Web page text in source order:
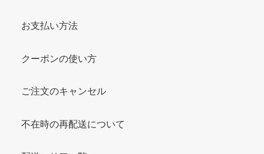
お支払い方法
クーポンの使い方
ご注文のキャンセル
不在時の再配送について